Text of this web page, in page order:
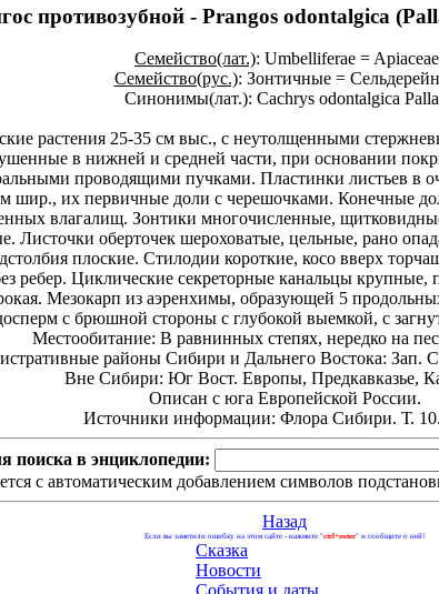
противозубной - Prangos odontalgica
Семейство(лат.): Umbelliferae = Apiaceae
Семейство(рус.): Зонтичные =
Синонимы(лат.): Cachrys odontalgica
растения 25-35 см выс., c неутолщенными
в нижней и средней части, при основании
проводящими пучками. Пластинки листьев
шир., их первичные доли с черешочками. Конечные
влагалищ. Зонтики многочисленные,
оберточек шероховатые, цельные, рано
плоские. Стилодии короткие, косо вверх
ребер. Циклические секреторные канальцы
Мезокарп из аэренхимы, образующей 5
с брюшной стороны с глубокой выемкой, с
Местообитание: В равнинных степях, нередко на
районы Сибири и Дальнего Востока: Зап.
Вне Сибири: Юг Вост. Европы, Предкавказье,
Описан с юга Европейской России.
Источники информации: Флора Сибири. Т.
поиска в энциклопедии:
с автоматическим добавлением символов
Назад
Если вы заметили ошибку на этом сайте - нажмите "ctrl+enter" и сообщите о ней!
Сказка
Новости